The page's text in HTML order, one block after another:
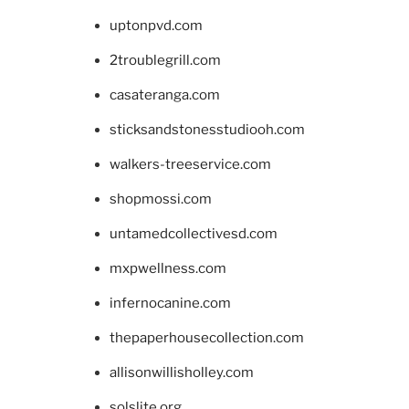
uptonpvd.com
2troublegrill.com
casateranga.com
sticksandstonesstudiooh.com
walkers-treeservice.com
shopmossi.com
untamedcollectivesd.com
mxpwellness.com
infernocanine.com
thepaperhousecollection.com
allisonwillisholley.com